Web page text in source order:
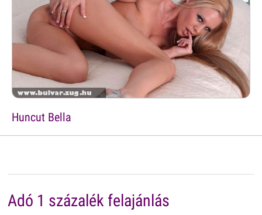
Huncut Bella
Adó 1 százalék felajánlás